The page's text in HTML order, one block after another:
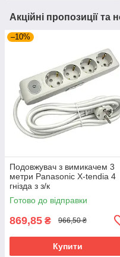
Акційні пропозиції та
–10%
Подовжувач з вимикачем 3
метри Panasonic X-tendia 4
гнізда з з/к
Готово до відправки
869,85 ₴ 966,50 ₴
Купити